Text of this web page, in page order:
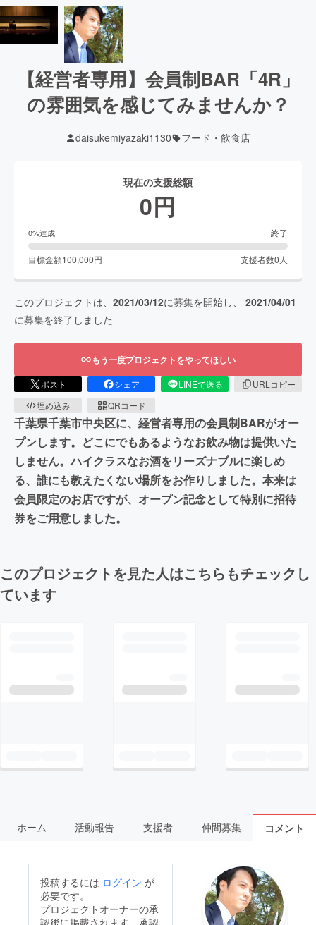
【経営者専用】会員制BAR「4R」
の雰囲気を感じてみませんか？
daisukemiyazaki1130 フード・飲食店
現在の支援総額
0円
0%達成 終了
目標金額100,000円 支援者数0 人
このプロジェクトは、 2021/03/12に募集を開始し、 2021/04/01
に募集を終了しました
もう一度プロジェクトをやってほしい
ポスト シェア LINEで送る
URLコピー
埋め込み
QRコード
千葉県千葉市中央区に、経営者専用の会員制BARがオー
プンします。どこにでもあるようなお飲み物は提供いた
しません。ハイクラスなお酒をリーズナブルに楽しめ
る、誰にも教えたくない場所をお作りしました。本来は
会員限定のお店ですが、オープン記念として特別に招待
券をご用意しました。
このプロジェクトを見た人はこちらもチェックし
ています
ホーム 活動報告 支援者 仲間募集 コメント
投稿するには ログイン が
必要です。
プロジェクトオーナーの承
認後に掲載されます。承認